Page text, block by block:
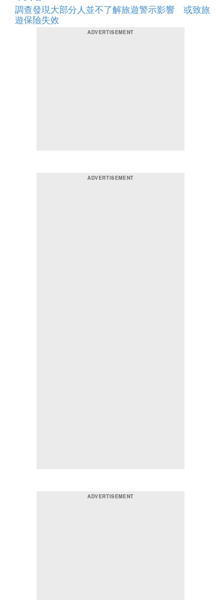
調查發現大部分人並不了解旅遊警示影響 或致旅
遊保險失效